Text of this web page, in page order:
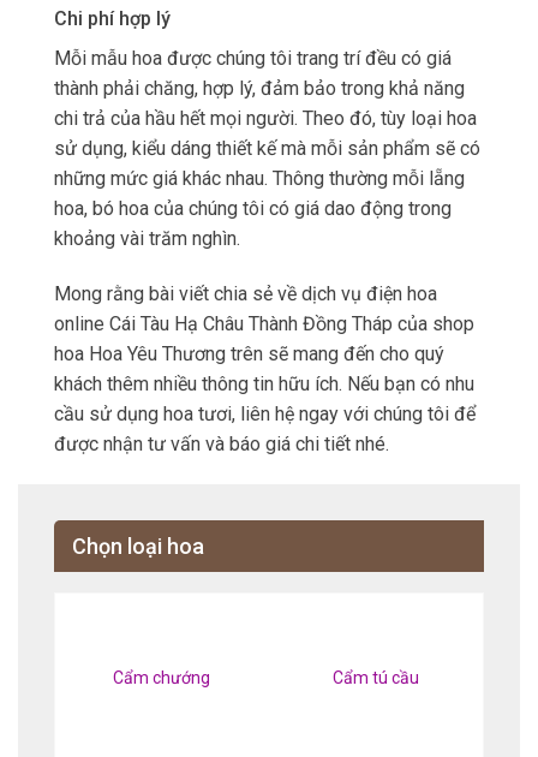
Chi phí hợp lý
Mỗi mẫu hoa được chúng tôi trang trí đều có giá
thành phải chăng, hợp lý, đảm bảo trong khả năng
chi trả của hầu hết mọi người. Theo đó, tùy loại hoa
sử dụng, kiểu dáng thiết kế mà mỗi sản phẩm sẽ có
những mức giá khác nhau. Thông thường mỗi lẵng
hoa, bó hoa của chúng tôi có giá dao động trong
khoảng vài trăm nghìn.
Mong rằng bài viết chia sẻ về dịch vụ điện hoa
online Cái Tàu Hạ Châu Thành Đồng Tháp của shop
hoa Hoa Yêu Thương trên sẽ mang đến cho quý
khách thêm nhiều thông tin hữu ích. Nếu bạn có nhu
cầu sử dụng hoa tươi, liên hệ ngay với chúng tôi để
được nhận tư vấn và báo giá chi tiết nhé.
Chọn loại hoa
Cẩm chướng Cẩm tú cầu